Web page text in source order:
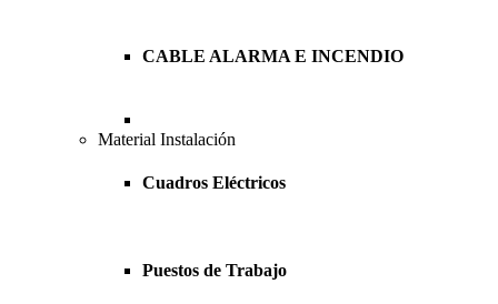
CABLE ALARMA E INCENDIO
Material Instalación
Cuadros Eléctricos
Puestos de Trabajo